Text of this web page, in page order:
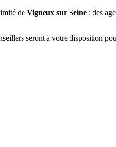
de Vigneux sur Seine : des
seront à votre disposition